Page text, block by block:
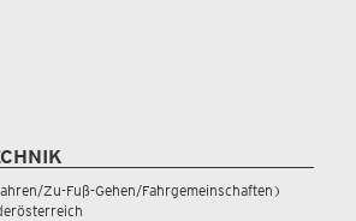
Zu-Fuß-Gehen/Fahrgemeinschaften)